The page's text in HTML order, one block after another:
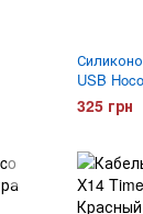
USB
Белый
325 грн